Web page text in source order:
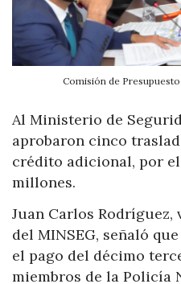
Comisión de
Al Ministerio de
aprobaron cinco
crédito adicional, por
millones.
Juan Carlos
del MINSEG, señaló
el pago del décimo
miembros de la Policía